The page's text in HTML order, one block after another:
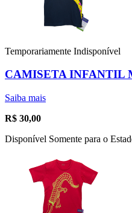
Temporariamente Indisponível
CAMISETA INFANTIL
Saiba mais
R$ 30,00
Disponível Somente para o